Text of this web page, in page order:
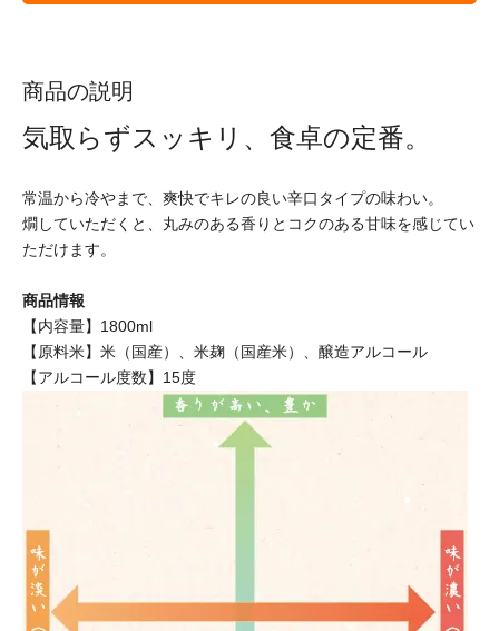
商品の説明
気取らずスッキリ、食卓の定番。
常温から冷やまで、爽快でキレの良い辛口タイプの味わい。
燗していただくと、丸みのある香りとコクのある甘味を感じてい
ただけます。
商品情報
【内容量】1800ml
【原料米】米（国産）、米麹（国産米）、醸造アルコール
【アルコール度数】15度